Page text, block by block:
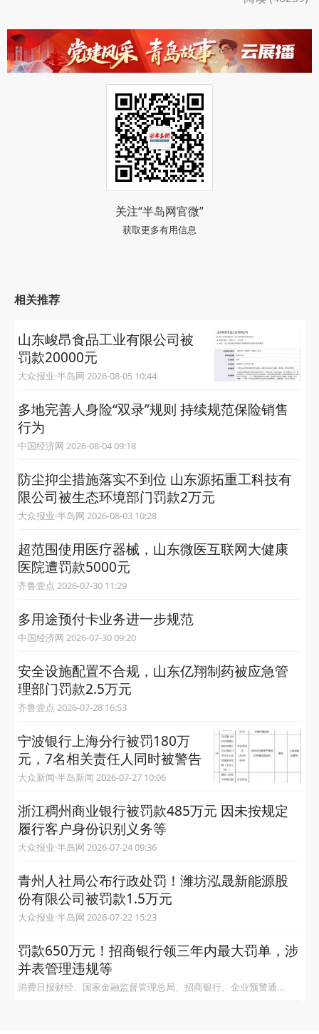
关注“半岛网官微”
获取更多有用信息
相关推荐
山东峻昂食品工业有限公司被
罚款20000元
大众报业·半岛网 2026-08-05 10:44
多地完善人身险“双录”规则 持续规范保险销售
行为
中国经济网 2026-08-04 09:18
防尘抑尘措施落实不到位 山东源拓重工科技有
限公司被生态环境部门罚款2万元
大众报业·半岛网 2026-08-03 10:28
超范围使用医疗器械，山东微医互联网大健康
医院遭罚款5000元
齐鲁壹点 2026-07-30 11:29
多用途预付卡业务进一步规范
中国经济网 2026-07-30 09:20
安全设施配置不合规，山东亿翔制药被应急管
理部门罚款2.5万元
齐鲁壹点 2026-07-28 16:53
宁波银行上海分行被罚180万
元，7名相关责任人同时被警告
大众新闻·半岛新闻 2026-07-27 10:06
浙江稠州商业银行被罚款485万元 因未按规定
履行客户身份识别义务等
大众报业·半岛网 2026-07-24 09:36
青州人社局公布行政处罚！潍坊泓晟新能源股
份有限公司被罚款1.5万元
大众报业·半岛网 2026-07-22 15:23
罚款650万元！招商银行领三年内最大罚单，涉
并表管理违规等
消费日报财经、国家金融监督管理总局、招商银行、企业预警通